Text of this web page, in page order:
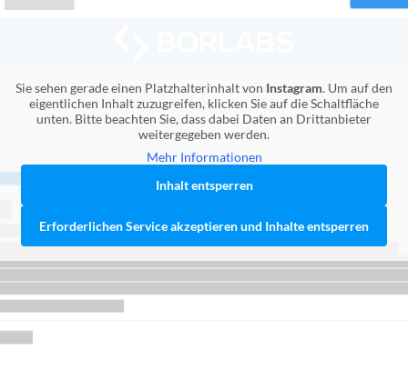
Sie sehen gerade einen Platzhalterinhalt von Instagram. Um auf den
eigentlichen Inhalt zuzugreifen, klicken Sie auf die Schaltfläche
unten. Bitte beachten Sie, dass dabei Daten an Drittanbieter
weitergegeben werden.
Mehr Informationen
Inhalt entsperren
Erforderlichen Service akzeptieren und Inhalte entsperren